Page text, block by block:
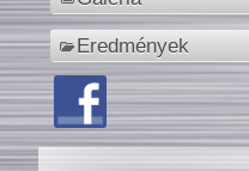
Eredmények